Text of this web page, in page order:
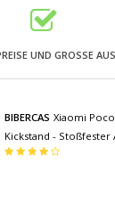
UND GROSSE
BIBERCAS Xiaomi
Kickstand - Stoßfester
Rot